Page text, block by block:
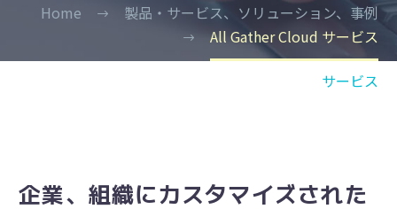
Home
製品・サービス、ソリューション、事例
All Gather Cloud サービス
サービス
企業、組織にカスタマイズされた